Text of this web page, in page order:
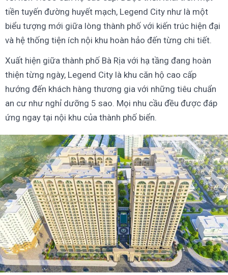
tiền tuyến đường huyết mạch, Legend City như là một
biểu tượng mới giữa lòng thành phố với kiến trúc hiện đại
và hệ thống tiện ích nội khu hoàn hảo đến từng chi tiết.
Xuất hiện giữa thành phố Bà Rịa với hạ tầng đang hoàn
thiện từng ngày, Legend City là khu căn hộ cao cấp
hướng đến khách hàng thương gia với những tiêu chuẩn
an cư như nghỉ dưỡng 5 sao. Mọi nhu cầu đều được đáp
ứng ngay tại nội khu của thành phố biển.